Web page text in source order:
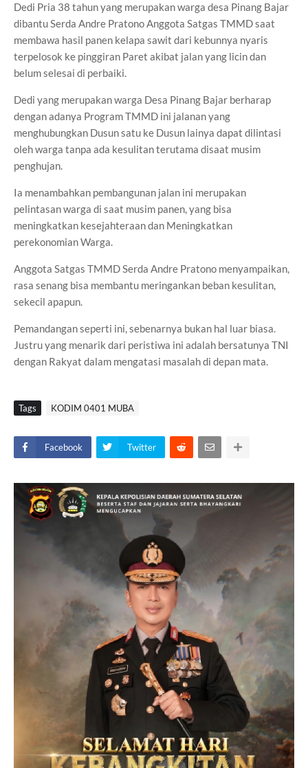
Dedi Pria 38 tahun yang merupakan warga desa Pinang Bajar
dibantu Serda Andre Pratono Anggota Satgas TMMD saat
membawa hasil panen kelapa sawit dari kebunnya nyaris
terpelosok ke pinggiran Paret akibat jalan yang licin dan
belum selesai di perbaiki.
Dedi yang merupakan warga Desa Pinang Bajar berharap
dengan adanya Program TMMD ini jalanan yang
menghubungkan Dusun satu ke Dusun lainya dapat dilintasi
oleh warga tanpa ada kesulitan terutama disaat musim
penghujan.
Ia menambahkan pembangunan jalan ini merupakan
pelintasan warga di saat musim panen, yang bisa
meningkatkan kesejahteraan dan Meningkatkan
perekonomian Warga.
Anggota Satgas TMMD Serda Andre Pratono menyampaikan,
rasa senang bisa membantu meringankan beban kesulitan,
sekecil apapun.
Pemandangan seperti ini, sebenarnya bukan hal luar biasa.
Justru yang menarik dari peristiwa ini adalah bersatunya TNI
dengan Rakyat dalam mengatasi masalah di depan mata.
Tags KODIM 0401 MUBA
Facebook Twitter